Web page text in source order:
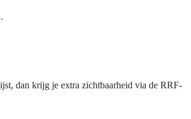
dan krijg je extra zichtbaarheid via de RRF-